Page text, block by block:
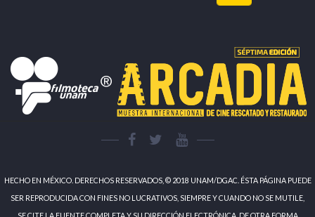
HECHO EN MÉXICO. DERECHOS RESERVADOS, © 2018 UNAM/DGAC. ÉSTA PÁGINA PUEDE
SER REPRODUCIDA CON FINES NO LUCRATIVOS, SIEMPRE Y CUANDO NO SE MUTILE,